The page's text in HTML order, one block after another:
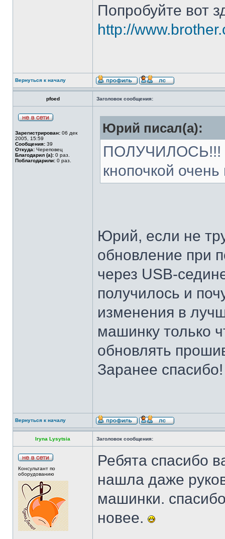
Попробуйте вот
http://
Вернуться к началу
pfoed Заголовок сообщения:
Зарегистрирован: 06 дек
2005, 15:59
Сообщения: 39
Откуда: Череповец
Благодарил (а): 0 раз.
Поблагодарили: 0 раз.
Юрий писал(а):
ПОЛУЧИЛОСЬ!!!
кнопочкой
Юрий, если не
обновление при
через USB-
получилось и
изменения в
машинку только
обновлять
Заранее спасибо!
Вернуться к началу
Iryna Lysytsia Заголовок сообщения:
Консультант по
оборудованию
Ребята спасибо
нашла даже
машинки.
новее.